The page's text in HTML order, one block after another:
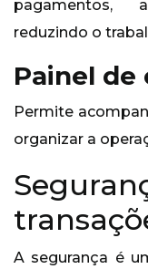
pagamentos,
reduzindo o
Painel de
Permite
organizar a
A segurança é